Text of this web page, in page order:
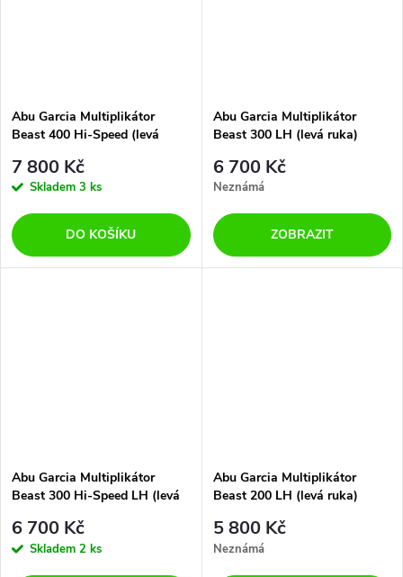
Abu Garcia Multiplikátor
Beast 400 Hi-Speed (levá
7 800 Kč
Skladem 3 ks
DO KOŠÍKU
Abu Garcia Multiplikátor
Beast 300 LH (levá ruka)
6 700 Kč
Neznámá
ZOBRAZIT
Abu Garcia Multiplikátor
Beast 300 Hi-Speed LH (levá
6 700 Kč
Skladem 2 ks
Abu Garcia Multiplikátor
Beast 200 LH (levá ruka)
5 800 Kč
Neznámá